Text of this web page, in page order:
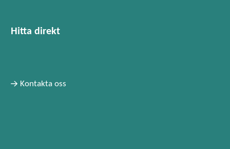
Hitta direkt
Kontakta oss